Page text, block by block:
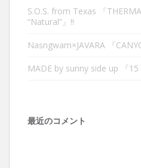
S.O.S. from Texas 『
“Natural”』‼︎
Nasngwam×JAVARA 『
MADE by sunny side up 『15
最近のコメント